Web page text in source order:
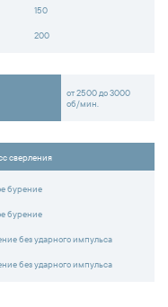
150
200
от 2500 до 3000
об/мин.
сверления
бурение
бурение
без ударного импульса
без ударного импульса